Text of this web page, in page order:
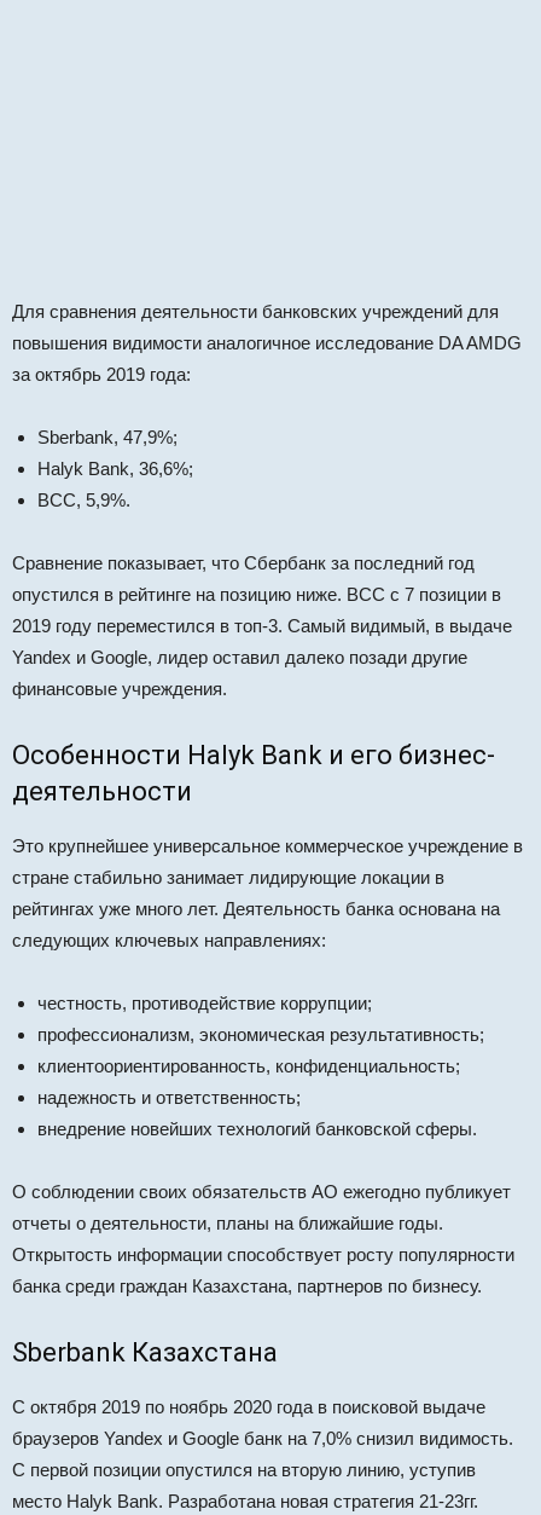
Для сравнения деятельности банковских учреждений для
повышения видимости аналогичное исследование DA AMDG
за октябрь 2019 года:
Sberbank, 47,9%;
Halyk Bank, 36,6%;
BCC, 5,9%.
Сравнение показывает, что Сбербанк за последний год
опустился в рейтинге на позицию ниже. BCC с 7 позиции в
2019 году переместился в топ-3. Самый видимый, в выдаче
Yandex и Google, лидер оставил далеко позади другие
финансовые учреждения.
Особенности Halyk Bank и его бизнес-
деятельности
Это крупнейшее универсальное коммерческое учреждение в
стране стабильно занимает лидирующие локации в
рейтингах уже много лет. Деятельность банка основана на
следующих ключевых направлениях:
честность, противодействие коррупции;
профессионализм, экономическая результативность;
клиентоориентированность, конфиденциальность;
надежность и ответственность;
внедрение новейших технологий банковской сферы.
О соблюдении своих обязательств АО ежегодно публикует
отчеты о деятельности, планы на ближайшие годы.
Открытость информации способствует росту популярности
банка среди граждан Казахстана, партнеров по бизнесу.
Sberbank Казахстана
С октября 2019 по ноябрь 2020 года в поисковой выдаче
браузеров Yandex и Google банк на 7,0% снизил видимость.
С первой позиции опустился на вторую линию, уступив
место Halyk Bank. Разработана новая стратегия 21-23гг.